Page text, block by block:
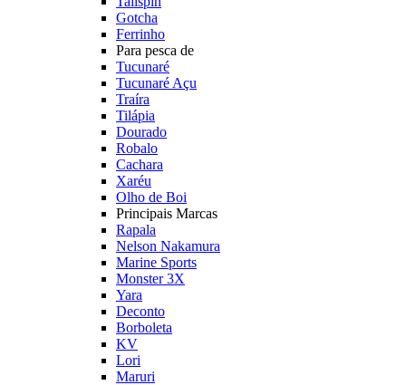
Gotcha
Ferrinho
Para pesca de
Tucunaré
Tucunaré Açu
Traíra
Tilápia
Dourado
Robalo
Cachara
Xaréu
Olho de Boi
Principais Marcas
Rapala
Nelson Nakamura
Marine Sports
Monster 3X
Yara
Deconto
Borboleta
KV
Lori
Maruri